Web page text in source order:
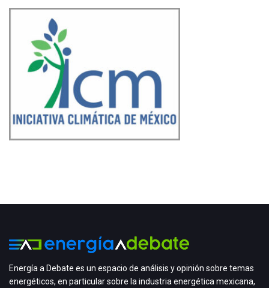
Energía a Debate es un espacio de análisis y opinión sobre temas
energéticos, en particular sobre la industria energética mexicana,